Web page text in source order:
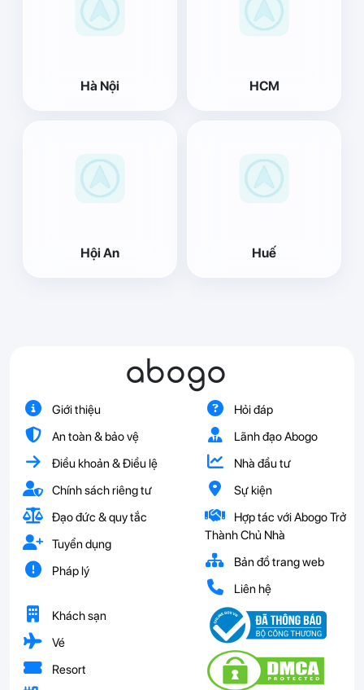
Hà Nội HCM
Hội An Huế
abogo
Giới thiệu
An toàn & bảo vệ
Điều khoản & Điều lệ
Chính sách riêng tư
Đạo đức & quy tắc
Tuyển dụng
Pháp lý
Hỏi đáp
Lãnh đạo Abogo
Nhà đầu tư
Sự kiện
Hợp tác với Abogo Trở
Thành Chủ Nhà
Bản đồ trang web
Liên hệ
Khách sạn
Vé
Resort